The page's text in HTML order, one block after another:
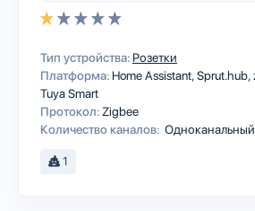
Тип устройства: Розетки
Платформа: Home AssistantSprut.hub
Tuya Smart
Протокол: Zigbee
Количество каналов: Одноканальный
1